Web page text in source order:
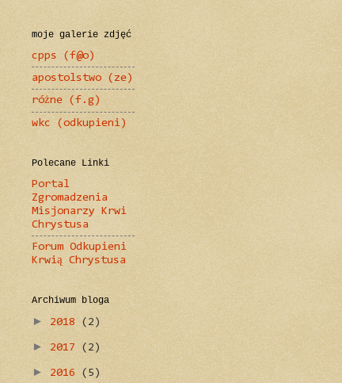
moje galerie zdjęć
cpps (f@o)
apostolstwo (ze)
różne (f.g)
wkc (odkupieni)
Polecane Linki
Portal
Zgromadzenia
Misjonarzy Krwi
Chrystusa
Forum Odkupieni
Krwią Chrystusa
Archiwum bloga
► 2018 (2)
► 2017 (2)
► 2016 (5)